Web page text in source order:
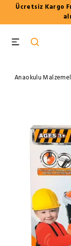
Ücretsiz Kargo
Anaokulu